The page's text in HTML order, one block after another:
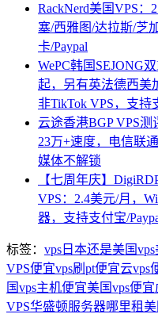
RackNerd美国VPS：
塞/西雅图/达拉斯/芝
卡/Paypal
WePC韩国SEJONG
起，另有英法德西美
非TikTok VPS，支持
云途香港BGP VPS
23万+速度，电信联
媒体不解锁
【七周年庆】
VPS：2.4美元/月，
器，支持支付宝/
标签： vps日本还是美国
VPS便宜vps刷pt便宜云vps
国vps主机便宜美国vps便宜
VPS华盛顿服务器哪里租